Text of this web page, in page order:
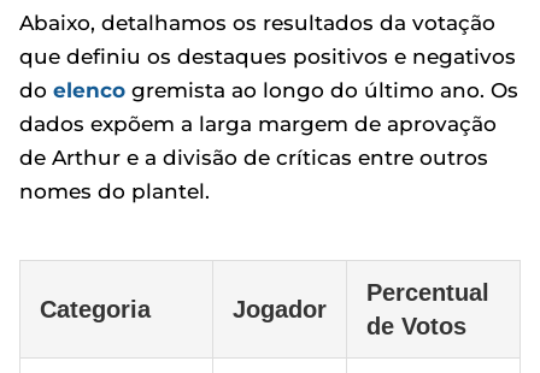
Abaixo, detalhamos os resultados da votação
que definiu os destaques positivos e negativos
do elenco gremista ao longo do último ano. Os
dados expõem a larga margem de aprovação
de Arthur e a divisão de críticas entre outros
nomes do plantel.
Categoria Jogador
Percentual
de Votos